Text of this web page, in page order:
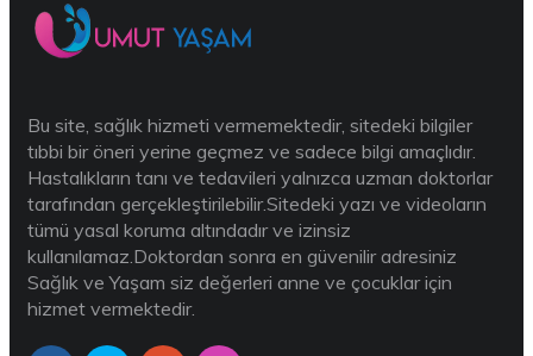
Bu site, sağlık hizmeti vermemektedir, sitedeki bilgiler
tıbbi bir öneri yerine geçmez ve sadece bilgi amaçlıdır.
Hastalıkların tanı ve tedavileri yalnızca uzman doktorlar
tarafından gerçekleştirilebilir.Sitedeki yazı ve videoların
tümü yasal koruma altındadır ve izinsiz
kullanılamaz.Doktordan sonra en güvenilir adresiniz
Sağlık ve Yaşam siz değerleri anne ve çocuklar için
hizmet vermektedir.